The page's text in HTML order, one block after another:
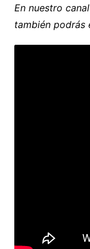
En nuestro
también podrás